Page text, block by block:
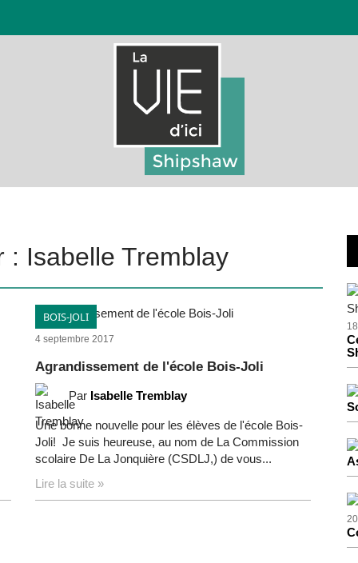
: Isabelle Tremblay
BOIS-JOLI
4 septembre 2017
Agrandissement de l'école Bois-Joli
Par Isabelle Tremblay
Une bonne nouvelle pour les élèves de l'école Bois-
Joli! Je suis heureuse, au nom de La Commission
scolaire De La Jonquière (CSDLJ,) de vous...
Lire la suite »